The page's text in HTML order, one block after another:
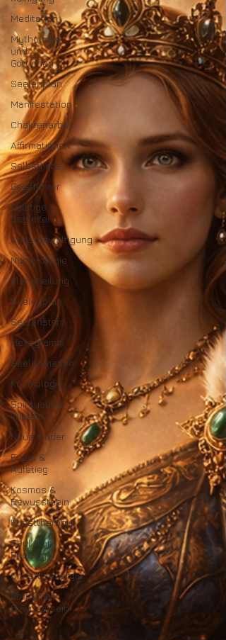
Meditation
Mythologie
und
Göttinnen
Seelenplan
Manifestation
Chakrenarbeit
Affirmationen
Selbstliebe
Geistführer
Geistige
Begleiter
Angstbewältigung
Numerologie
Klangheilung
Seelenplan
Seelenstern
Hexagramm
Seelenwissen
Kosmologie
Spirituelles
Wissen
Neue Kinder
Engel &
Aufstieg
Kosmos &
Bewusstsein
Kunsttherapie
Soul Plan
Reading
Christusenergie
Göttliches
Bewusstsein